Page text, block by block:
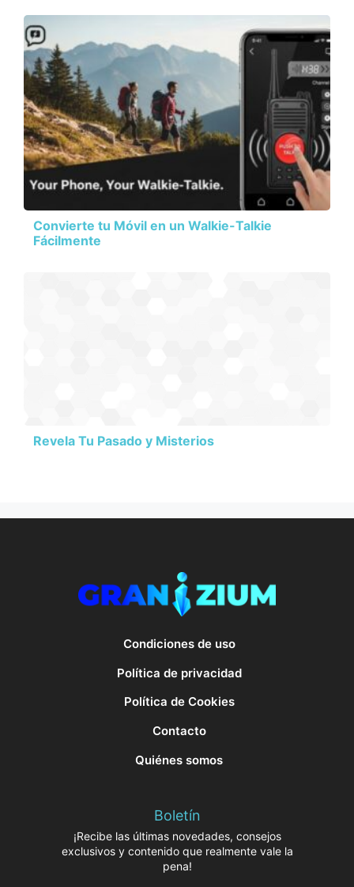
Convierte tu Móvil en un Walkie-Talkie
Fácilmente
Revela Tu Pasado y Misterios
Condiciones de uso
Política de privacidad
Política de Cookies
Contacto
Quiénes somos
Boletín
¡Recibe las últimas novedades, consejos
exclusivos y contenido que realmente vale la
pena!